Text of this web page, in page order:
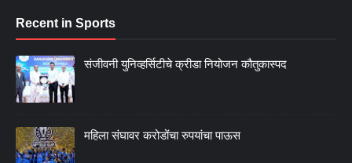
Recent in Sports
संजीवनी युनिव्हर्सिटीचे क्रीडा नियोजन कौतुकास्पद
महिला संघावर करोडोंचा रुपयांचा पाऊस